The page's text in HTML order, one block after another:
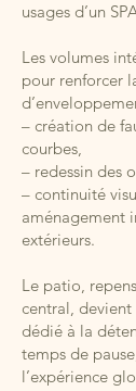
usages d’un
Les volumes
pour renforcer
– création de
courbes,
– redessin des
– continuité
aménagement
extérieurs.
Le patio,
central,
dédié à la
temps de
l’expérience